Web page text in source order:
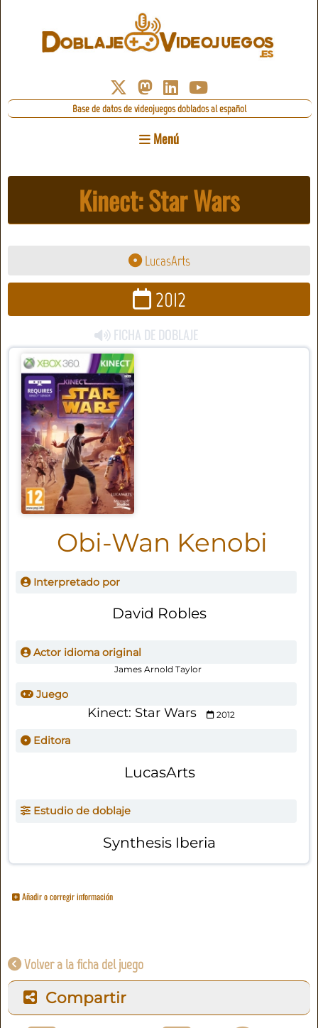
Base de datos de videojuegos doblados al español
Menú
Kinect: Star Wars
LucasArts
2012
FICHA DE DOBLAJE
Obi-Wan Kenobi
Interpretado por
David Robles
Actor idioma original
James Arnold Taylor
Juego
Kinect: Star Wars 2012
Editora
LucasArts
Estudio de doblaje
Synthesis Iberia
Añadir o corregir información
Volver a la ficha del juego
Compartir